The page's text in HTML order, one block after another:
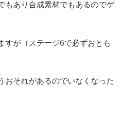
もあり合成素材でもあるのでゲ
すが（ステージ6で必ずおとも
おそれがあるのでいなくなった